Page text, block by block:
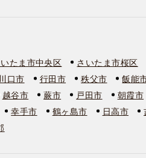
たま市中央区 さいたま市桜区
川口市 行田市 秩父市 飯能
越谷市 蕨市 戸田市 朝霞市
幸手市 鶴ヶ島市 日高市